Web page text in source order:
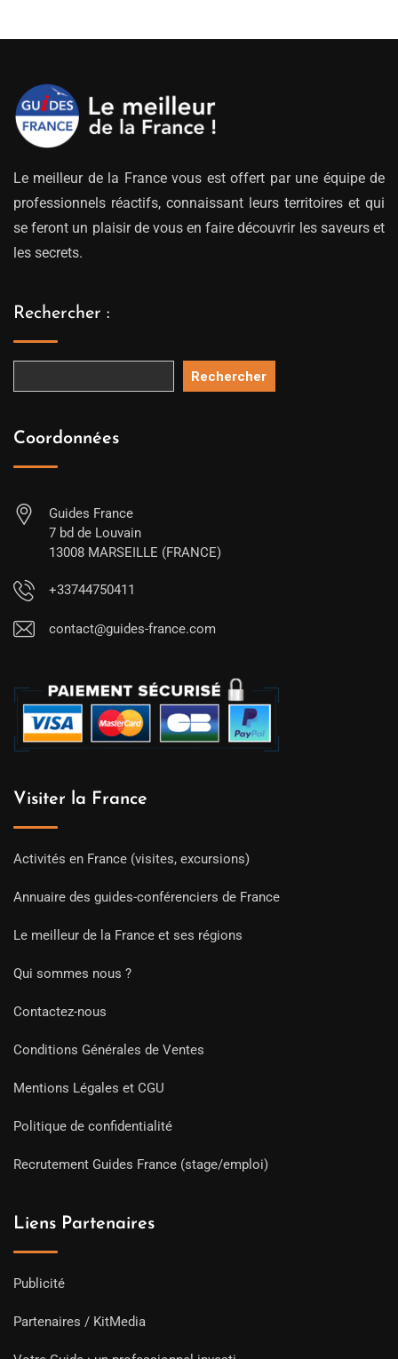
à
Le meilleur de la France vous est offert par une équipe de
professionnels réactifs, connaissant leurs territoires et qui
se feront un plaisir de vous en faire découvrir les saveurs et
les secrets.
Rechercher :
Rechercher
Coordonnées
Guides France
7 bd de Louvain
13008 MARSEILLE (FRANCE)
+33744750411
contact@guides-france.com
Visiter la France
Activités en France (visites, excursions)
Annuaire des guides-conférenciers de France
Le meilleur de la France et ses régions
Qui sommes nous ?
Contactez-nous
Conditions Générales de Ventes
Mentions Légales et CGU
Politique de confidentialité
Recrutement Guides France (stage/emploi)
Liens Partenaires
Publicité
Partenaires / KitMedia